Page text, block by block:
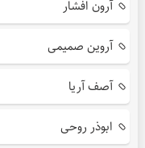
آرون افشار
آروین صمیمی
آصف آریا
ابوذر روحی